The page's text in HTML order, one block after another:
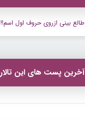
طالع بینی ازروی حروف اول اسم!!
آخرین پست های این تالار